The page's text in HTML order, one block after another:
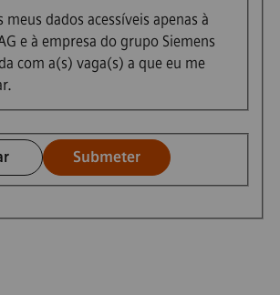
meus dados acessíveis apenas à
e à empresa do grupo Siemens
com a(s) vaga(s) a que eu me
Submeter